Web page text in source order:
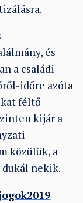
és
a családi
időre azóta
féltő
kijár a
közülük, a
nekik.